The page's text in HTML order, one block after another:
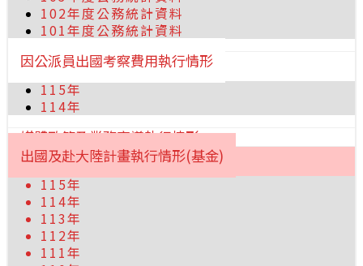
102年度公務統計資料
101年度公務統計資料
因公派員出國考察費用執行情形
115年
114年
媒體政策及業務宣導執行情形
出國及赴大陸計畫執行情形(基金)
115年
114年
113年
112年
111年